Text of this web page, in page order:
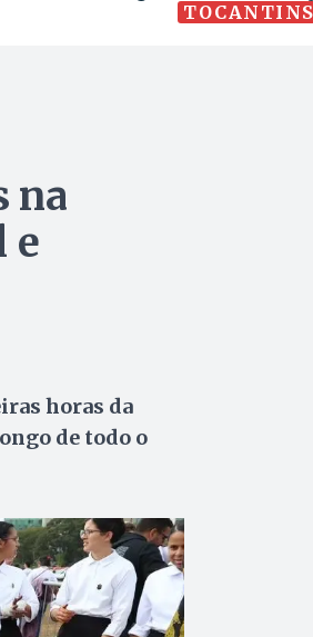
TOCANTINS
na
e
horas da
de todo o